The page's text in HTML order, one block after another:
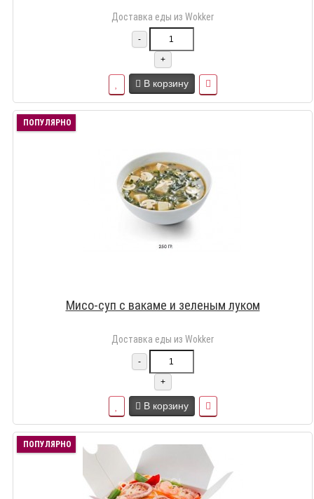
Доставка еды из Wokker
-
+
В корзину
ПОПУЛЯРНО
Мисо-суп с вакаме и зеленым луком
Доставка еды из Wokker
-
+
В корзину
ПОПУЛЯРНО